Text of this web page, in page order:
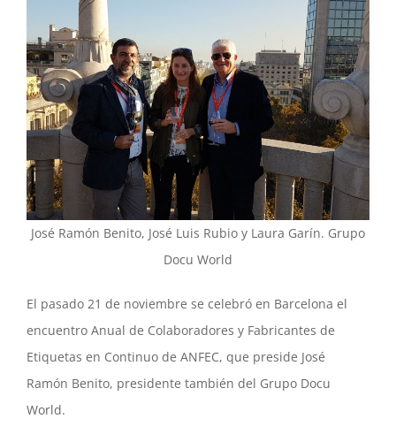
José Ramón Benito, José Luis Rubio y Laura Garín. Grupo
Docu World
El pasado 21 de noviembre se celebró en Barcelona el
encuentro Anual de Colaboradores y Fabricantes de
Etiquetas en Continuo de ANFEC, que preside José
Ramón Benito, presidente también del Grupo Docu
World.